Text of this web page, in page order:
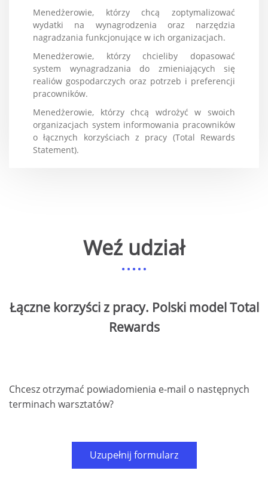
Menedżerowie, którzy chcą zoptymalizować
wydatki na wynagrodzenia oraz narzędzia
nagradzania funkcjonujące w ich organizacjach.
Menedżerowie, którzy chcieliby dopasować
system wynagradzania do zmieniających się
realiów gospodarczych oraz potrzeb i preferencji
pracowników.
Menedżerowie, którzy chcą wdrożyć w swoich
organizacjach system informowania pracowników
o łącznych korzyściach z pracy (Total Rewards
Statement).
Weź udział
Łączne korzyści z pracy. Polski model Total
Rewards
Chcesz otrzymać powiadomienia e-mail o następnych
terminach warsztatów?
Uzupełnij formularz